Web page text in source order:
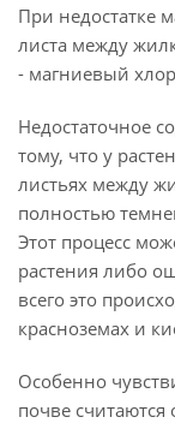
При недостатке
листа между
- магниевый
Недостаточное
тому, что у
листьях между
полностью
Этот процесс
растения либо
всего это
красноземах и
Особенно
почве